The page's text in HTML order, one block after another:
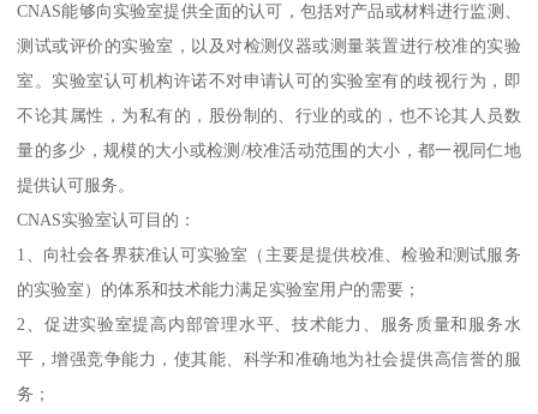
CNAS能够向实验室提供全面的认可，包括对产品或材料进行监测、
测试或评价的实验室，以及对检测仪器或测量装置进行校准的实验
室。实验室认可机构许诺不对申请认可的实验室有的歧视行为，即
不论其属性，为私有的，股份制的、行业的或的，也不论其人员数
量的多少，规模的大小或检测/校准活动范围的大小，都一视同仁地
提供认可服务。
CNAS实验室认可目的：
1、向社会各界获准认可实验室（主要是提供校准、检验和测试服务
的实验室）的体系和技术能力满足实验室用户的需要；
2、促进实验室提高内部管理水平、技术能力、服务质量和服务水
平，增强竞争能力，使其能、科学和准确地为社会提供高信誉的服
务；